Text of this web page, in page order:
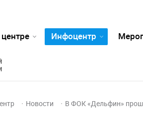
Инфоцентр
Новости В ФОК «Дельфин»